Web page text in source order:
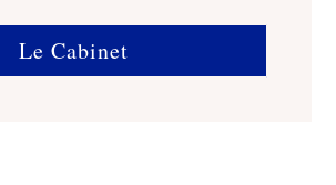
Le Cabinet